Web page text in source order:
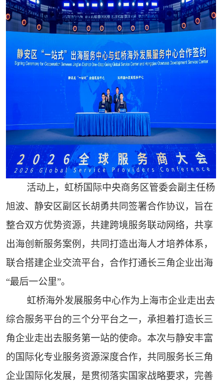
活动上，虹桥国际中央商务区管委会副主任杨
旭波、静安区副区长胡勇共同签署合作协议，旨在
整合双方优势资源，共建跨境服务联动网络，共享
出海创新服务案例，共同打造出海人才培养体系，
联合搭建企业交流平台，合作打通长三角企业出海
“最后一公里”。
虹桥海外发展服务中心作为上海市企业走出去
综合服务平台的三个分平台之一，承担着打造长三
角企业走出去服务第一站的使命。本次与静安丰富
的国际化专业服务资源深度合作，共同服务长三角
企业国际化发展，是贯彻落实国家战略要求，完善